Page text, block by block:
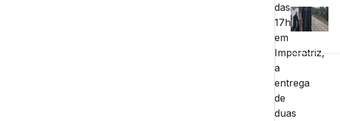
das
17hs
em
Imperatriz,
a
entrega
de
duas